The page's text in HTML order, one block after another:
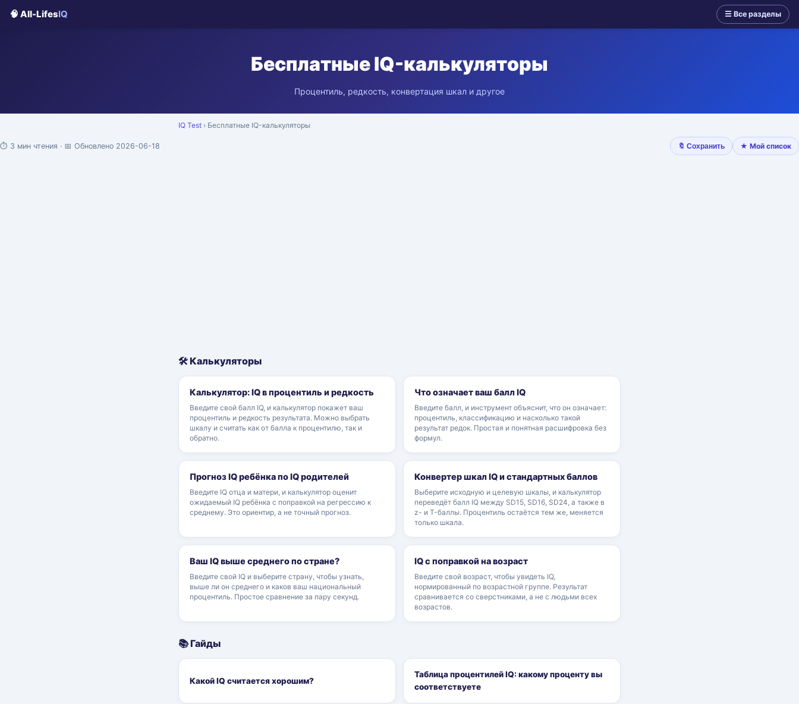
🧠 All-LifesIQ ☰ Все разделы
Бесплатные IQ-калькуляторы
Процентиль, редкость, конвертация шкал и другое
IQ Test › Бесплатные IQ-калькуляторы
⏱ 3 мин чтения · 📅 Обновлено 2026-06-18 🔖 Сохранить ★ Мой список
🛠 Калькуляторы
Калькулятор: IQ в процентиль и редкость
Введите свой балл IQ, и калькулятор покажет ваш
процентиль и редкость результата. Можно выбрать
шкалу и считать как от балла к процентилю, так и
обратно.
Что означает ваш балл IQ
Введите балл, и инструмент объяснит, что он означает:
процентиль, классификацию и насколько такой
результат редок. Простая и понятная расшифровка без
формул.
Прогноз IQ ребёнка по IQ родителей
Введите IQ отца и матери, и калькулятор оценит
ожидаемый IQ ребёнка с поправкой на регрессию к
среднему. Это ориентир, а не точный прогноз.
Конвертер шкал IQ и стандартных баллов
Выберите исходную и целевую шкалы, и калькулятор
переведёт балл IQ между SD15, SD16, SD24, а также в
z- и T-баллы. Процентиль остаётся тем же, меняется
только шкала.
Ваш IQ выше среднего по стране?
Введите свой IQ и выберите страну, чтобы узнать,
выше ли он среднего и каков ваш национальный
процентиль. Простое сравнение за пару секунд.
IQ с поправкой на возраст
Введите свой возраст, чтобы увидеть IQ,
нормированный по возрастной группе. Результат
сравнивается со сверстниками, а не с людьми всех
возрастов.
📚 Гайды
Какой IQ считается хорошим?
Таблица процентилей IQ: какому проценту вы
соответствуете